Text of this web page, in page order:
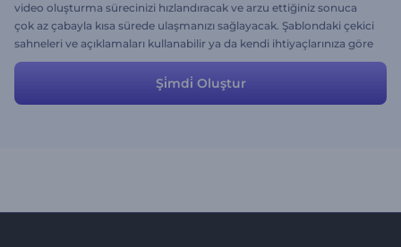
video oluşturma sürecinizi hızlandıracak ve arzu ettiğiniz sonuca
çok az çabayla kısa sürede ulaşmanızı sağlayacak. Şablondaki çekici
sahneleri ve açıklamaları kullanabilir ya da kendi ihtiyaçlarınıza göre
değiştirebilirsiniz. Hemen şimdi deneyin ve çok daha fazla
Şi̇mdi̇ Oluştur